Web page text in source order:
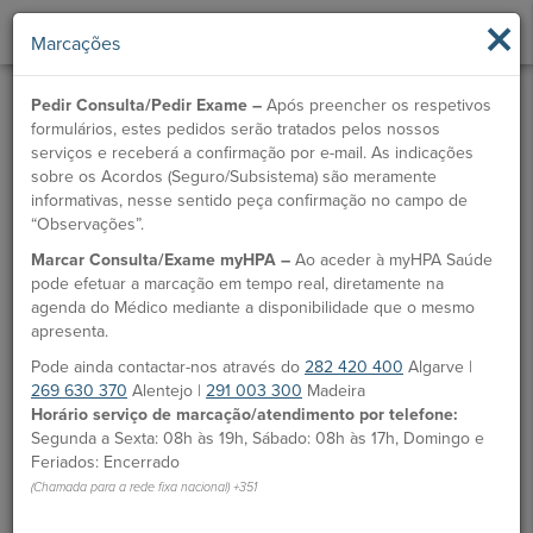
×
Marcações
Pedir Consulta/Pedir Exame – Após preencher os respetivos
formulários, estes pedidos serão tratados pelos nossos
serviços e receberá a confirmação por e-mail. As indicações
sobre os Acordos (Seguro/Subsistema) são meramente
informativas, nesse sentido peça confirmação no campo de
“Observações”.
Marcar Consulta/Exame myHPA – Ao aceder à myHPA Saúde
pode efetuar a marcação em tempo real, diretamente na
agenda do Médico mediante a disponibilidade que o mesmo
apresenta.
Pode ainda contactar-nos através do 282 420 400 Algarve |
269 630 370 Alentejo | 291 003 300 Madeira
Horário serviço de marcação/atendimento por telefone:
Segunda a Sexta: 08h às 19h, Sábado: 08h às 17h, Domingo e
Feriados: Encerrado
(Chamada para a rede fixa nacional) +351
Dr.ª Ana Pereira
Médico
MARCAÇÃO
Unidades HPA
Clínica CUF Vila Nova de Milfontes